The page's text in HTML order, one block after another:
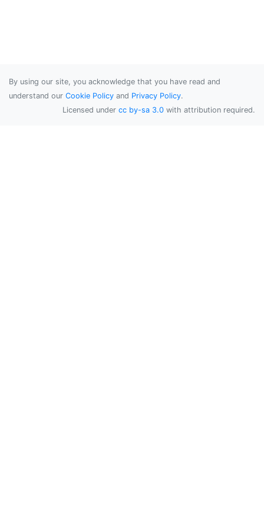
By using our site, you acknowledge that you have read and
understand our Cookie Policy and Privacy Policy.
Licensed under cc by-sa 3.0 with attribution required.